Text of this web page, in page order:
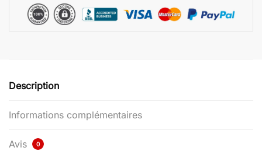
Description
Informations complémentaires
Avis 0